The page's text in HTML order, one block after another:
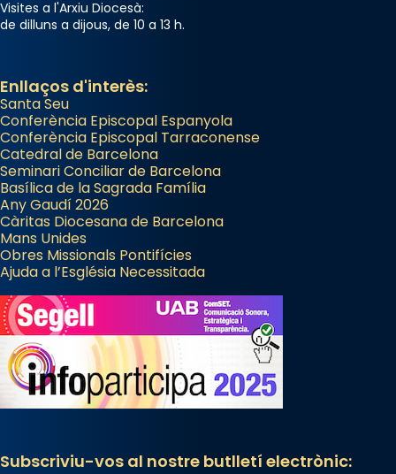
Photo
Visites a l'Arxiu Diocesà:
de dilluns a dijous, de 10 a 13 h.
Enllaços d'interès:
Santa Seu
Conferència Episcopal Espanyola
Conferència Episcopal Tarraconense
Catedral de Barcelona
Seminari Conciliar de Barcelona
Basílica de la Sagrada Família
Any Gaudí 2026
Càritas Diocesana de Barcelona
Mans Unides
Obres Missionals Pontifícies
Ajuda a l’Església Necessitada
Subscriviu-vos al nostre butlletí electrònic: